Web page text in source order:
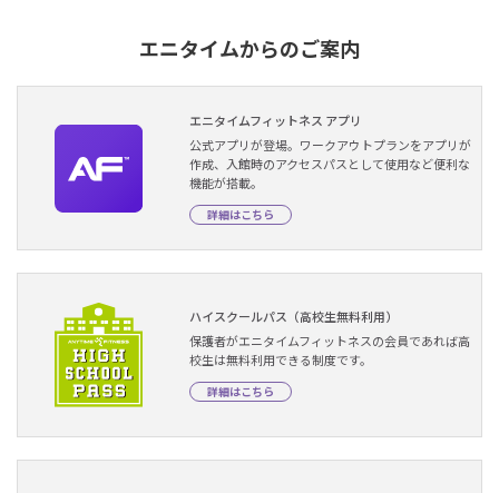
エニタイムからのご案内
エニタイムフィットネス アプリ
公式アプリが登場。ワークアウトプランをアプリが
作成、入館時のアクセスパスとして使用など便利な
機能が搭載。
詳細はこちら
ハイスクールパス（高校生無料利用）
保護者がエニタイムフィットネスの会員であれば高
校生は無料利用できる制度です。
詳細はこちら